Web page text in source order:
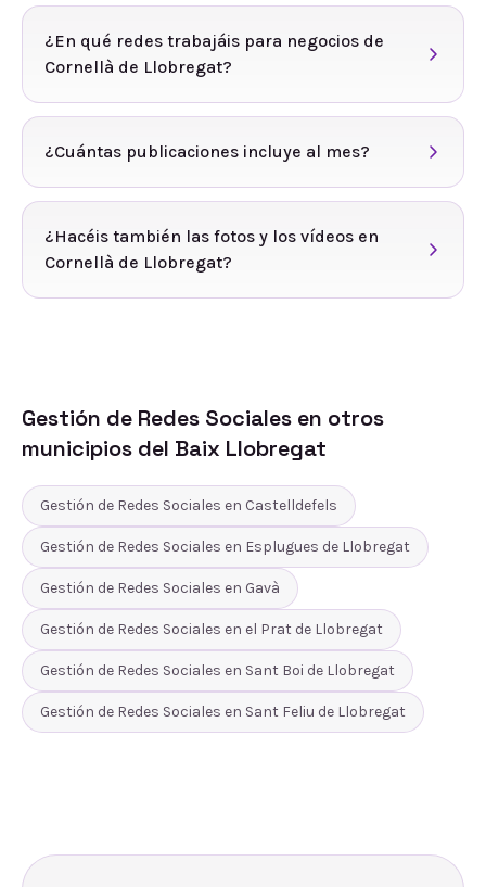
¿En qué redes trabajáis para negocios de
Cornellà de Llobregat?
¿Cuántas publicaciones incluye al mes?
¿Hacéis también las fotos y los vídeos en
Cornellà de Llobregat?
Gestión de Redes Sociales en otros
municipios del Baix Llobregat
Gestión de Redes Sociales en Castelldefels
Gestión de Redes Sociales en Esplugues de Llobregat
Gestión de Redes Sociales en Gavà
Gestión de Redes Sociales en el Prat de Llobregat
Gestión de Redes Sociales en Sant Boi de Llobregat
Gestión de Redes Sociales en Sant Feliu de Llobregat